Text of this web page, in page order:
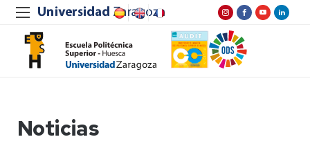
Noticias